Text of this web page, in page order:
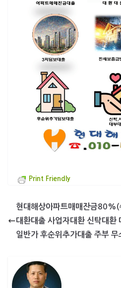
Print Friendly
현대해상아파트매매잔금80%(
대환대출 사업자대환 신탁대환
일반가 후순위추가대출 주부